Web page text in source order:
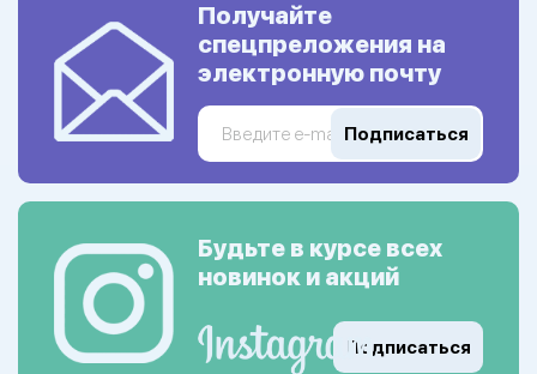
Получайте
спецпреложения на
электронную почту
Подписаться
Будьте в курсе всех
новинок и акций
Подписаться